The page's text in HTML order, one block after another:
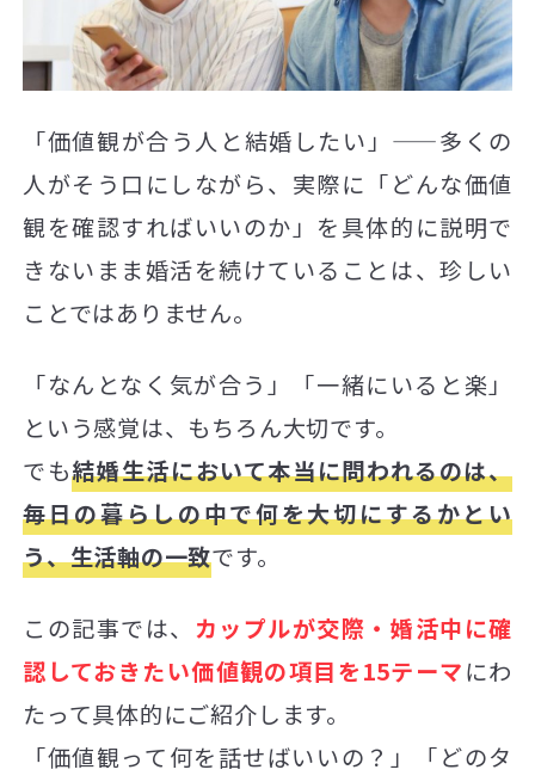
「価値観が合う人と結婚したい」——多くの
人がそう口にしながら、実際に「どんな価値
観を確認すればいいのか」を具体的に説明で
きないまま婚活を続けていることは、珍しい
ことではありません。
「なんとなく気が合う」「一緒にいると楽」
という感覚は、もちろん大切です。
でも結婚生活において本当に問われるのは、
毎日の暮らしの中で何を大切にするかとい
う、生活軸の一致です。
この記事では、 カップルが交際・婚活中に確
認しておきたい価値観の項目を15テーマにわ
たって具体的にご紹介します。
「価値観って何を話せばいいの？」「どのタ